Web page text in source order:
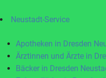
Neustadt-Service
Apotheken in Dresden
Ärztinnen und Ärzte in
Bäcker in Dresden